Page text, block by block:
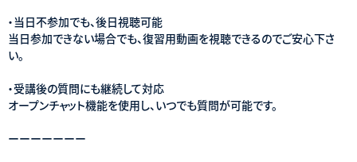
・当日不参加でも、後日視聴可能
当日参加できない場合でも、復習用動画を視聴できるのでご安心下さ
い。
・受講後の質問にも継続して対応
オープンチャット機能を使用し、いつでも質問が可能です。
ーーーーーーー